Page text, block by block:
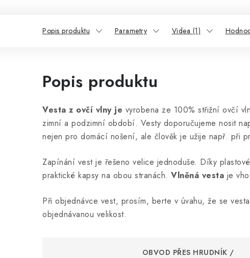
Popis produktu Parametry Videa (1)
Popis produktu
Vesta z ovčí vlny je vyrobena ze 100% střižní ovčí
zimní a podzimní období. Vesty doporučujeme nosit
nejen pro domácí nošení, ale člověk je užije např. při
Zapínání vest je řešeno velice jednoduše. Díky
praktické kapsy na obou stranách. Vlněná vesta je
Při objednávce vest, prosím, berte v úvahu, že se
objednávanou velikost.
OBVOD PŘES HRUDNÍK /